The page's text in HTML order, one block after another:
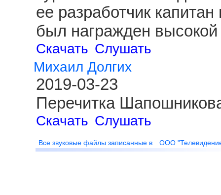
ее разработчик
был награжден
Скачать Слушать
Михаил Долгих
2019-03-23
Перечитка
Скачать Слушать
Все звуковые файлы записанные в ООО